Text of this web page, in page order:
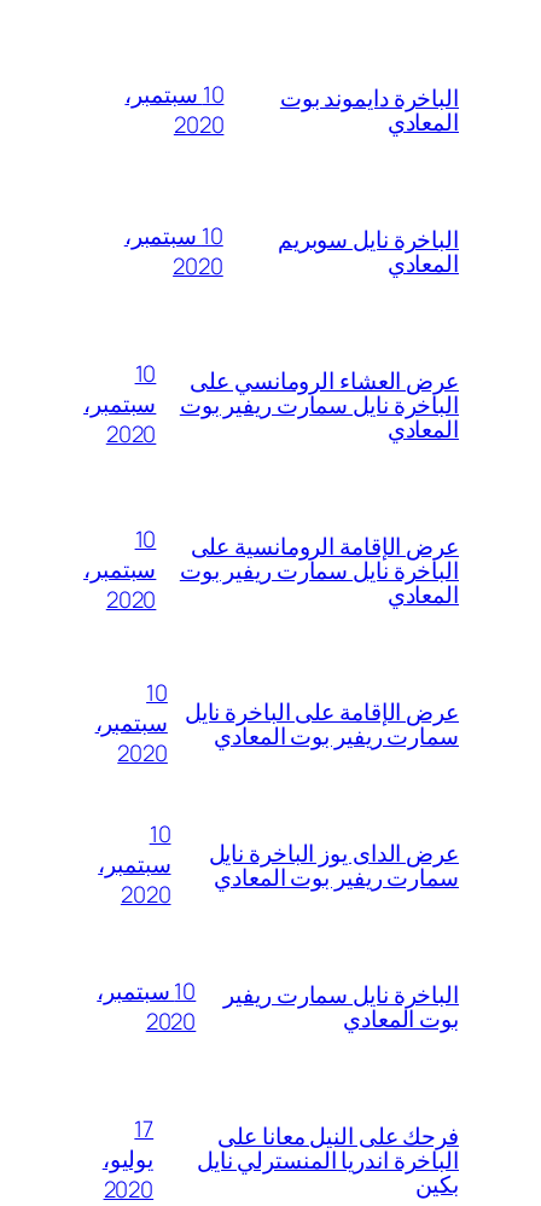
الباخرة دايموند بوت
المعادي
10 سبتمبر،
2020
الباخرة نايل سوبريم
المعادي
10 سبتمبر،
2020
عرض العشاء الرومانسي على
الباخرة نايل سمارت ريفير بوت
المعادي
10
سبتمبر،
2020
عرض الإقامة الرومانسية على
الباخرة نايل سمارت ريفير بوت
المعادي
10
سبتمبر،
2020
عرض الإقامة على الباخرة نايل
سمارت ريفير بوت المعادي
10
سبتمبر،
2020
عرض الداى يوز الباخرة نايل
سمارت ريفير بوت المعادي
10
سبتمبر،
2020
الباخرة نايل سمارت ريفير
بوت المعادي
10 سبتمبر،
2020
فرحك على النيل معانا على
الباخرة اندريا المنسترلي نايل
بكين
17
يوليو،
2020